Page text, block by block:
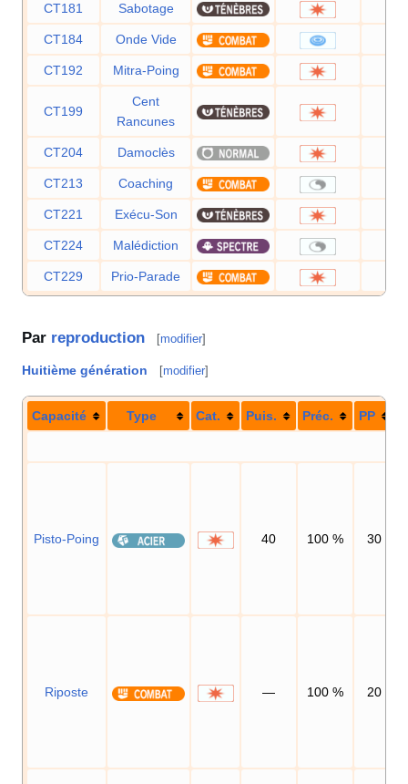
CT181 Sabotage
CT184 Onde Vide
CT192 Mitra-Poing
CT199
Cent
Rancunes
CT204 Damoclès
CT213 Coaching
CT221 Exécu-Son
CT224 Malédiction
CT229 Prio-Parade
Par reproduction [modifier]
Huitième génération [modifier]
Capacité Type Cat. Puis. Préc. PP
Pisto-Poing 40 100 % 30
Riposte — 100 % 20